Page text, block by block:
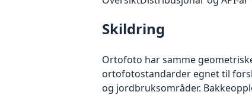
Skildring
Ortofoto har samme
ortofotostandarder egnet til
og jordbruksområder.